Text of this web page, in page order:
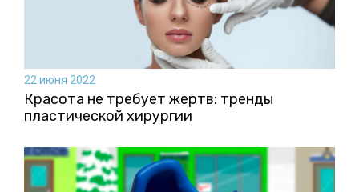
22 июня 2022
Красота не требует жертв: тренды
пластической хирургии